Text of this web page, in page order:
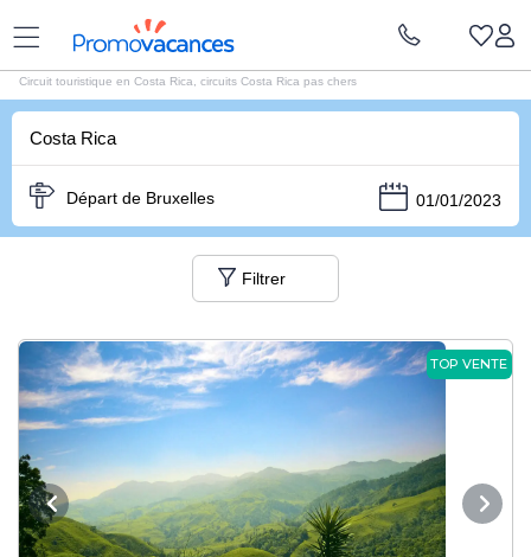
Circuit touristique en Costa Rica, circuits Costa Rica pas chers
Costa Rica
Départ de Bruxelles 01/01/2023
Filtrer
TOP VENTE